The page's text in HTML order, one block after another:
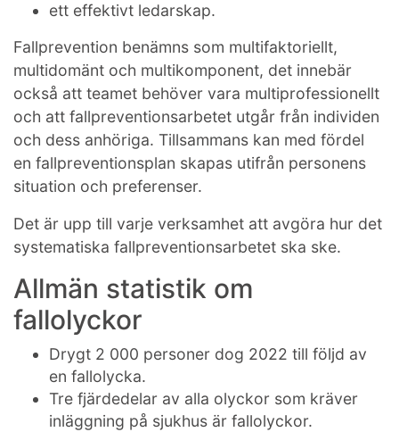
ett effektivt ledarskap.
Fallprevention benämns som multifaktoriellt,
multidomänt och multikomponent, det innebär
också att teamet behöver vara multiprofessionellt
och att fallpreventionsarbetet utgår från individen
och dess anhöriga. Tillsammans kan med fördel
en fallpreventionsplan skapas utifrån personens
situation och preferenser.
Det är upp till varje verksamhet att avgöra hur det
systematiska fallpreventionsarbetet ska ske.
Allmän statistik om
fallolyckor
Drygt 2 000 personer dog 2022 till följd av
en fallolycka.
Tre fjärdedelar av alla olyckor som kräver
inläggning på sjukhus är fallolyckor.